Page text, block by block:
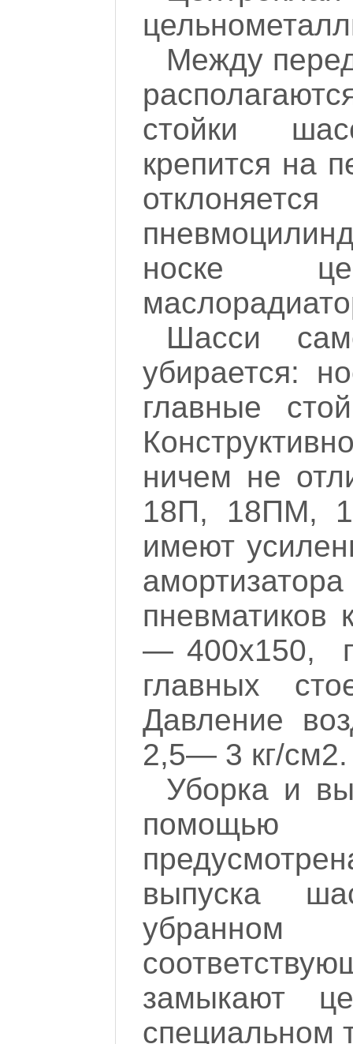
Между
стойки
крепится на
носке
Шасси
убирается:
главные
ничем не
18П, 18ПМ,
имеют
пневматиков
— 400х150,
главных
Давление
2,5— 3 кг/см2.
Уборка и
помощью
выпуска
замыкают
специальном